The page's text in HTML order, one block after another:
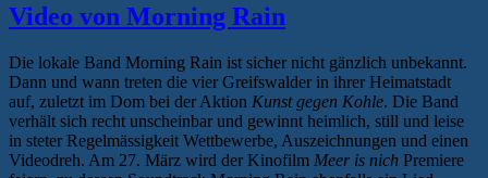
Video von Morning Rain
Die lokale Band Morning Rain ist sicher nicht gänzlich unbekannt.
Dann und wann treten die vier Greifswalder in ihrer Heimatstadt
auf, zuletzt im Dom bei der Aktion Kunst gegen Kohle. Die Band
verhält sich recht unscheinbar und gewinnt heimlich, still und leise
in steter Regelmässigkeit Wettbewerbe, Auszeichnungen und einen
Videodreh. Am 27. März wird der Kinofilm Meer is nich Premiere